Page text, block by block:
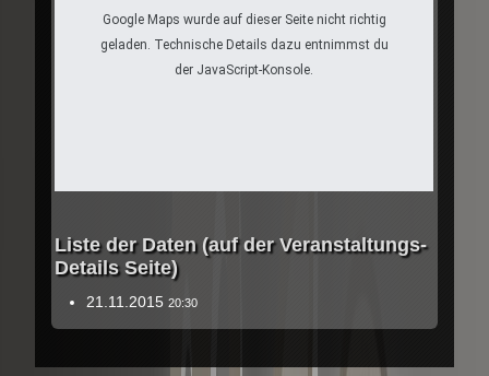
Google Maps wurde auf dieser Seite nicht richtig
geladen. Technische Details dazu entnimmst du
der JavaScript-Konsole.
Liste der Daten (auf der Veranstaltungs-
Details Seite)
21.11.2015 20:30